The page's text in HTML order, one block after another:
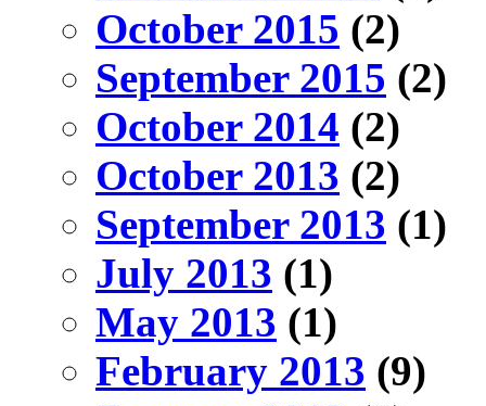
October 2015 (2)
September 2015 (2)
October 2014 (2)
October 2013 (2)
September 2013 (1)
July 2013 (1)
May 2013 (1)
February 2013 (9)